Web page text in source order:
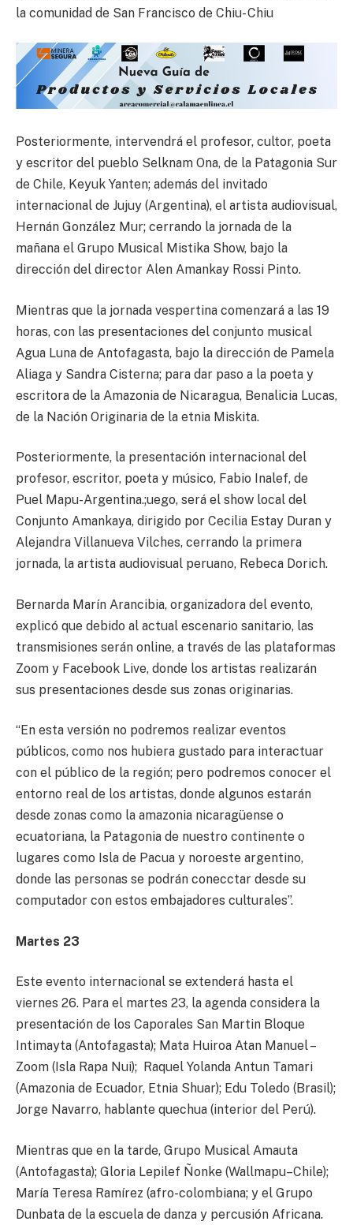
la comunidad de San Francisco de Chiu- Chiu
Posteriormente, intervendrá el profesor, cultor, poeta
y escritor del pueblo Selknam Ona, de la Patagonia Sur
de Chile, Keyuk Yanten; además del invitado
internacional de Jujuy (Argentina), el artista audiovisual,
Hernán González Mur; cerrando la jornada de la
mañana el Grupo Musical Mistika Show, bajo la
dirección del director Alen Amankay Rossi Pinto.
Mientras que la jornada vespertina comenzará a las 19
horas, con las presentaciones del conjunto musical
Agua Luna de Antofagasta, bajo la dirección de Pamela
Aliaga y Sandra Cisterna; para dar paso a la poeta y
escritora de la Amazonia de Nicaragua, Benalicia Lucas,
de la Nación Originaria de la etnia Miskita.
Posteriormente, la presentación internacional del
profesor, escritor, poeta y músico, Fabio Inalef, de
Puel Mapu-Argentina.;uego, será el show local del
Conjunto Amankaya, dirigido por Cecilia Estay Duran y
Alejandra Villanueva Vilches, cerrando la primera
jornada, la artista audiovisual peruano, Rebeca Dorich.
Bernarda Marín Arancibia, organizadora del evento,
explicó que debido al actual escenario sanitario, las
transmisiones serán online, a través de las plataformas
Zoom y Facebook Live, donde los artistas realizarán
sus presentaciones desde sus zonas originarias.
“En esta versión no podremos realizar eventos
públicos, como nos hubiera gustado para interactuar
con el público de la región; pero podremos conocer el
entorno real de los artistas, donde algunos estarán
desde zonas como la amazonia nicaragüense o
ecuatoriana, la Patagonia de nuestro continente o
lugares como Isla de Pacua y noroeste argentino,
donde las personas se podrán conecctar desde su
computador con estos embajadores culturales”.
Martes 23
Este evento internacional se extenderá hasta el
viernes 26. Para el martes 23, la agenda considera la
presentación de los Caporales San Martin Bloque
Intimayta (Antofagasta); Mata Huiroa Atan Manuel –
Zoom (Isla Rapa Nui); Raquel Yolanda Antun Tamari
(Amazonia de Ecuador, Etnia Shuar); Edu Toledo (Brasil);
Jorge Navarro, hablante quechua (interior del Perú).
Mientras que en la tarde, Grupo Musical Amauta
(Antofagasta); Gloria Lepilef Ñonke (Wallmapu–Chile);
María Teresa Ramírez (afro-colombiana; y el Grupo
Dunbata de la escuela de danza y percusión Africana.